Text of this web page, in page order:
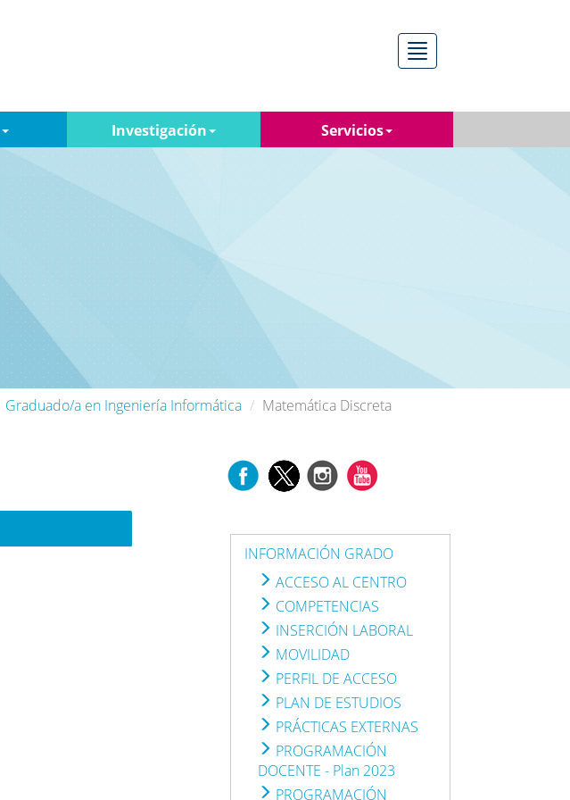
Menú
Investigación Servicios
Graduado/a en Ingeniería Informática Matemática Discreta
INFORMACIÓN GRADO
ACCESO AL CENTRO
COMPETENCIAS
INSERCIÓN LABORAL
MOVILIDAD
PERFIL DE ACCESO
PLAN DE ESTUDIOS
PRÁCTICAS EXTERNAS
PROGRAMACIÓN
DOCENTE - Plan 2023
PROGRAMACIÓN